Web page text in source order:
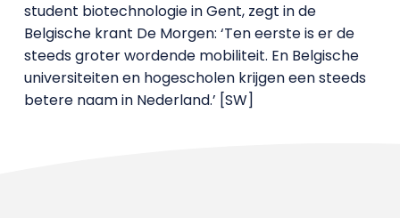
student biotechnologie in Gent, zegt in de
Belgische krant De Morgen: ‘Ten eerste is er de
steeds groter wordende mobiliteit. En Belgische
universiteiten en hogescholen krijgen een steeds
betere naam in Nederland.’ [SW]